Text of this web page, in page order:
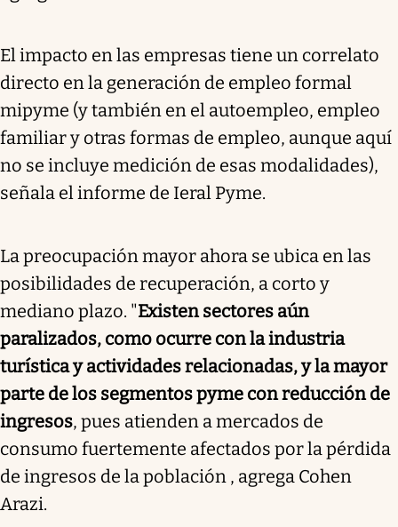
El impacto en las empresas tiene un correlato
directo en la generación de empleo formal
mipyme (y también en el autoempleo, empleo
familiar y otras formas de empleo, aunque aquí
no se incluye medición de esas modalidades),
señala el informe de Ieral Pyme.
La preocupación mayor ahora se ubica en las
posibilidades de recuperación, a corto y
mediano plazo. "Existen sectores aún
paralizados, como ocurre con la industria
turística y actividades relacionadas, y la mayor
parte de los segmentos pyme con reducción de
ingresos, pues atienden a mercados de
consumo fuertemente afectados por la pérdida
de ingresos de la población , agrega Cohen
Arazi.